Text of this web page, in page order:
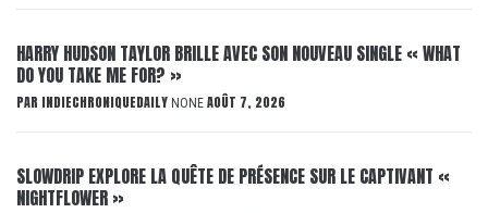
HARRY HUDSON TAYLOR BRILLE AVEC SON NOUVEAU SINGLE « WHAT
DO YOU TAKE ME FOR? »
PAR INDIECHRONIQUEDAILY NONE AOÛT 7, 2026
SLOWDRIP EXPLORE LA QUÊTE DE PRÉSENCE SUR LE CAPTIVANT «
NIGHTFLOWER »